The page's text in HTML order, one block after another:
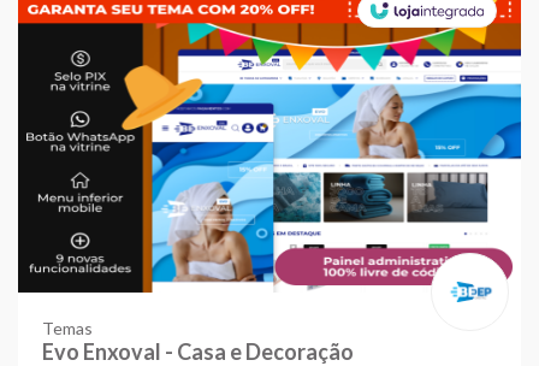
Temas
Evo Enxoval - Casa e Decoração